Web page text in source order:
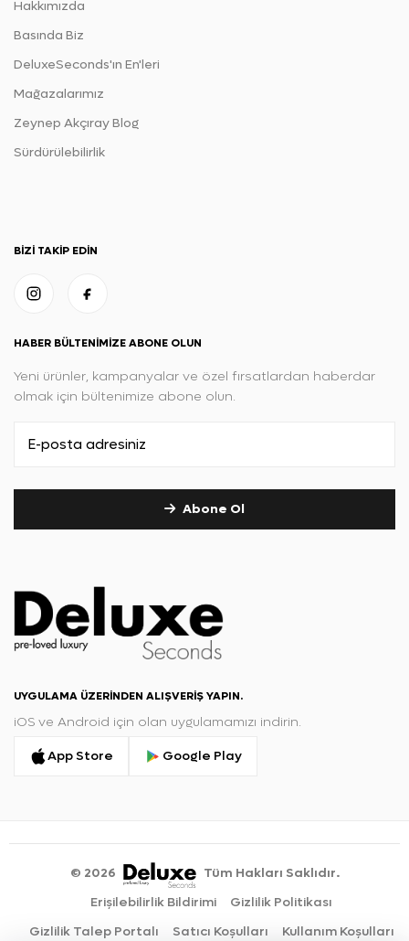
Hakkımızda
Basında Biz
DeluxeSeconds'ın En'leri
Mağazalarımız
Zeynep Akçıray Blog
Sürdürülebilirlik
BIZI TAKIP EDIN
HABER BÜLTENIMIZE ABONE OLUN
Yeni ürünler, kampanyalar ve özel fırsatlardan haberdar
olmak için bültenimize abone olun.
Abone Ol
UYGULAMA ÜZERINDEN ALIŞVERIŞ YAPIN.
iOS ve Android için olan uygulamamızı indirin.
App Store
Google Play
© 2026
Tüm Hakları Saklıdır.
Erişilebilirlik Bildirimi
Gizlilik Politikası
Gizlilik Talep Portalı
Satıcı Koşulları Kullanım Koşulları